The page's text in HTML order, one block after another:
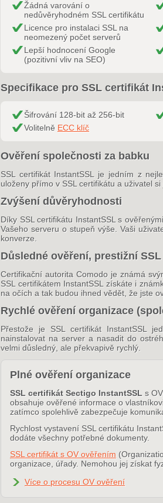
Žádná varování o
nedůvěryhodném SSL certifikátu
Licence pro instalaci SSL na
neomezený počet serverů
Lepší hodnocení Google
(pozitivní vliv na SEO)
Specifikace pro SSL certifikát
Šifrování 128-bit až 256-bit
Volitelně ECC klíč
Ověření společnosti za babku
SSL certifikát InstantSSL je jedním z
uloženy přímo v SSL certifikátu a uživatel
Zvýšení důvěryhodnosti
Díky SSL certifikátu InstantSSL s
Vašeho serveru o stupeň výše. Vaši
konverze.
Důsledné ověření, prestižní
Certifikační autorita Comodo je známá
SSL certifikátem InstantSSL získáte i
na očích a tak budou ihned vědět, že jste
Rychlé ověření organizace
Přestože je SSL certifikát InstantSSL
nainstalovat na server a nasadit do
velmi důsledný, ale překvapivě rychlý.
Plné ověření organizace
SSL certifikát Sectigo InstantSSL s
obsahuje ověřené informace o
zatímco spolehlivě zabezpečuje
Rychlost vystavení SSL certifikátu
dodáte všechny potřebné dokumenty.
SSL certifikát s OV ověřením
organizace, úřady. Nemohou jej získat
Více o procesu OV ověření